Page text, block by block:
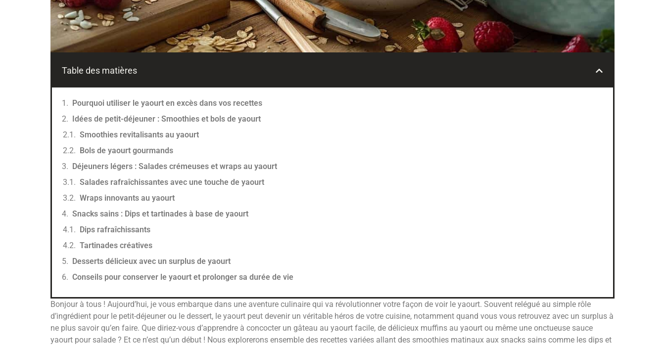
Table des matières
Pourquoi utiliser le yaourt en excès dans vos recettes
Idées de petit-déjeuner : Smoothies et bols de yaourt
Smoothies revitalisants au yaourt
Bols de yaourt gourmands
Déjeuners légers : Salades crémeuses et wraps au yaourt
Salades rafraîchissantes avec une touche de yaourt
Wraps innovants au yaourt
Snacks sains : Dips et tartinades à base de yaourt
Dips rafraîchissants
Tartinades créatives
Desserts délicieux avec un surplus de yaourt
Conseils pour conserver le yaourt et prolonger sa durée de vie
Bonjour à tous ! Aujourd’hui, je vous embarque dans une aventure culinaire qui va révolutionner votre façon de voir le yaourt. Souvent relégué au simple rôle
d’ingrédient pour le petit-déjeuner ou le dessert, le yaourt peut devenir un véritable héros de votre cuisine, notamment quand vous vous retrouvez avec un surplus à
ne plus savoir qu’en faire. Que diriez-vous d’apprendre à concocter un gâteau au yaourt facile, de délicieux muffins au yaourt ou même une onctueuse sauce
yaourt pour salade ? Et ce n’est qu’un début ! Nous explorerons ensemble des recettes variées allant des smoothies matinaux aux snacks sains comme les dips et